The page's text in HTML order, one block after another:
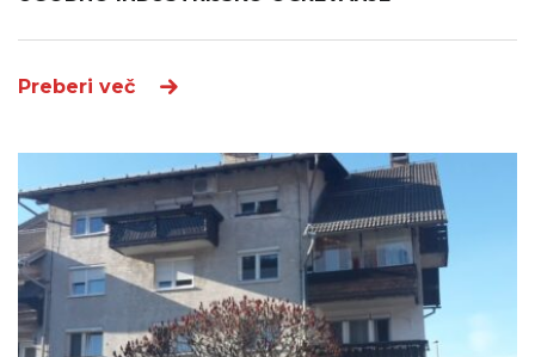
Preberi več